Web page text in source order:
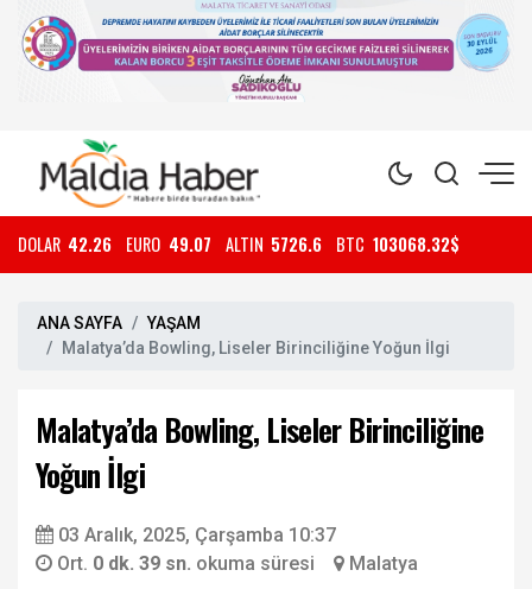
DOLAR 42.26 EURO 49.07 ALTIN 5726.6 BTC 103068.32$
ANA SAYFA
YAŞAM
Malatya’da Bowling, Liseler Birinciliğine Yoğun İlgi
Malatya’da Bowling, Liseler Birinciliğine
Yoğun İlgi
03 Aralık, 2025, Çarşamba 10:37
Ort. 0 dk. 39 sn. okuma süresi Malatya